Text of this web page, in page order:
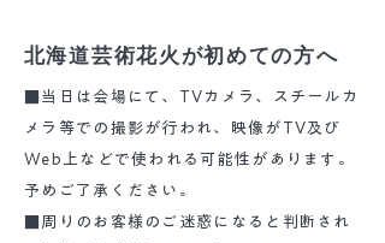
北海道芸術花火が初めての方へ
■当日は会場にて、TVカメラ、スチールカ
メラ等での撮影が行われ、映像がTV及び
Web上などで使われる可能性があります。
予めご了承ください。
■周りのお客様のご迷惑になると判断され